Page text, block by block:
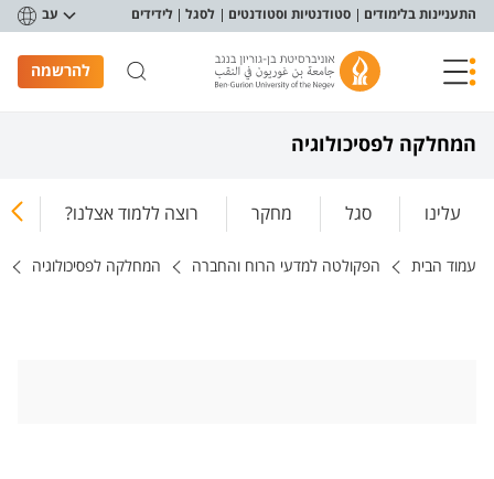
תפריט נגישות
התעניינות בלימודים סטודנטיות וסטודנטים לסגל לידידים עב
להרשמה
המחלקה לפסיכולוגיה
עלינו סגל מחקר רוצה ללמוד אצלנו?
עמוד הבית הפקולטה למדעי הרוח והחברה המחלקה לפסיכולוגיה